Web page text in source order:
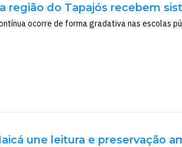
região do Tapajós recebem
ocorre de forma gradativa nas escolas
une leitura e preservação